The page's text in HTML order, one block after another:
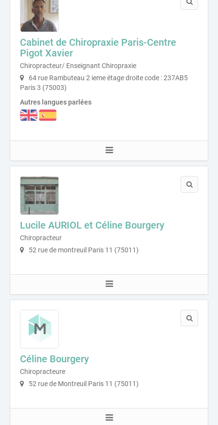
Cabinet de Chiropraxie Paris-Centre
Pigot Xavier
Chiropracteur/ Enseignant Chiropraxie
64 rue Rambuteau 2 ieme étage droite code : 237AB5
Paris 3 (75003)
Autres langues parlées
Lucile AURIOL et Céline Bourgery
Chiropracteur
52 rue de montreuil Paris 11 (75011)
Céline Bourgery
Chiropracteure
52 rue de Montreuil Paris 11 (75011)